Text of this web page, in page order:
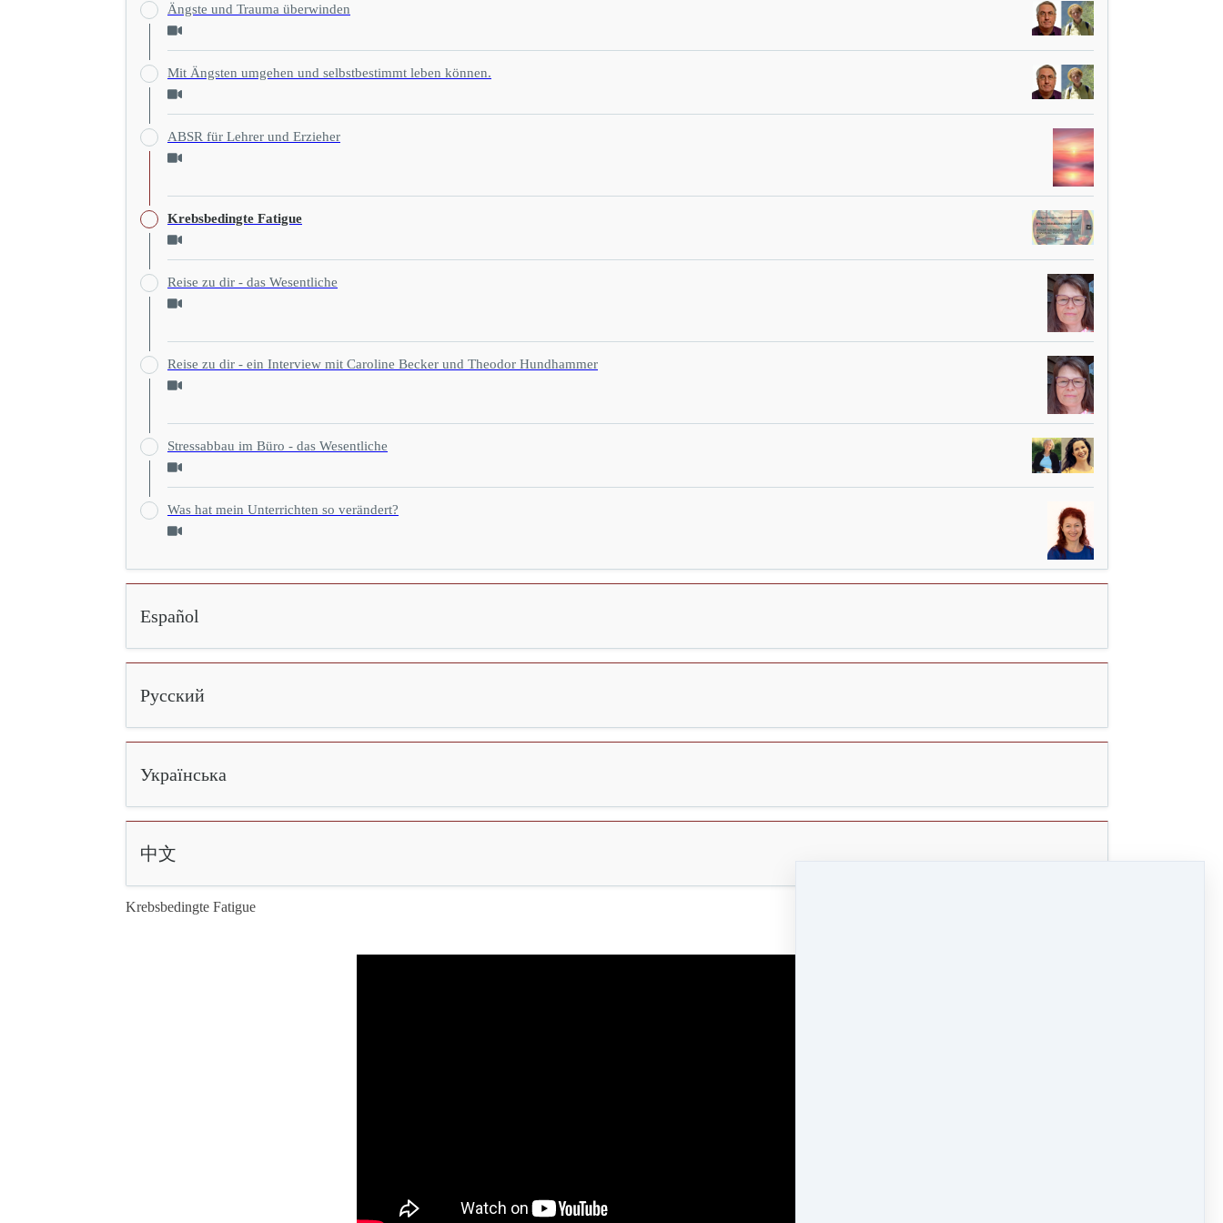
Ängste und Trauma überwinden
Mit Ängsten umgehen und selbstbestimmt leben können.
ABSR für Lehrer und Erzieher
Krebsbedingte Fatigue
Reise zu dir - das Wesentliche
Reise zu dir - ein Interview mit Caroline Becker und Theodor Hundhammer
Stressabbau im Büro - das Wesentliche
Was hat mein Unterrichten so verändert?
Español
Русский
Українська
中文
Krebsbedingte Fatigue